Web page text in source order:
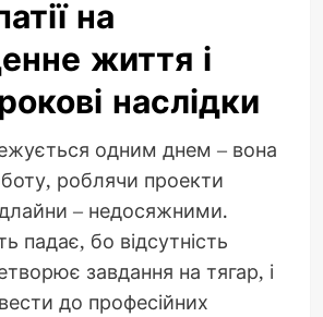
на
життя і
наслідки
одним днем – вона
роблячи проекти
– недосяжними.
падає, бо відсутність
завдання на тягар, і
до професійних